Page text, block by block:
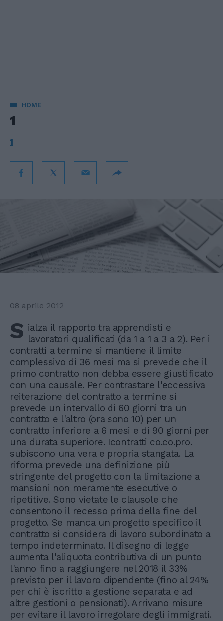
HOME
1
1
08 aprile 2012
S ialza il rapporto tra apprendisti e
lavoratori qualificati (da 1 a 1 a 3 a 2). Per i
contratti a termine si mantiene il limite
complessivo di 36 mesi ma si prevede che il
primo contratto non debba essere giustificato
con una causale. Per contrastare l'eccessiva
reiterazione del contratto a termine si
prevede un intervallo di 60 giorni tra un
contratto e l'altro (ora sono 10) per un
contratto inferiore a 6 mesi e di 90 giorni per
una durata superiore. Icontratti co.co.pro.
subiscono una vera e propria stangata. La
riforma prevede una definizione più
stringente del progetto con la limitazione a
mansioni non meramente esecutive o
ripetitive. Sono vietate le clausole che
consentono il recesso prima della fine del
progetto. Se manca un progetto specifico il
contratto si considera di lavoro subordinato a
tempo indeterminato. Il disegno di legge
aumenta l'aliquota contributiva di un punto
l'anno fino a raggiungere nel 2018 il 33%
previsto per il lavoro dipendente (fino al 24%
per chi è iscritto a gestione separata e ad
altre gestioni o pensionati). Arrivano misure
per evitare il lavoro irregolare degli immigrati.